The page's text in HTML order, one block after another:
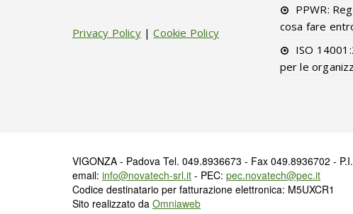
Privacy Policy|Cookie Policy
PPWR:
cosa fare
ISO
per le
VIGONZA - Padova Tel. 049.8936673 - Fax 049.8936702 -
email: info@novatech-srl.it - PEC: pec.novatech@pec.it
Codice destinatario per fatturazione elettronica: M5UXCR1
Sito realizzato da Omniaweb